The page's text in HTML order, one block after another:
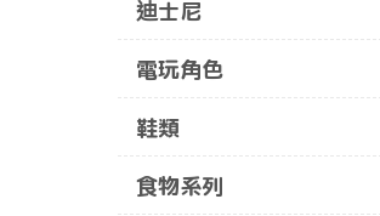
迪士尼
電玩角色
鞋類
食物系列